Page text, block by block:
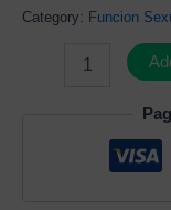
Category: Funcion